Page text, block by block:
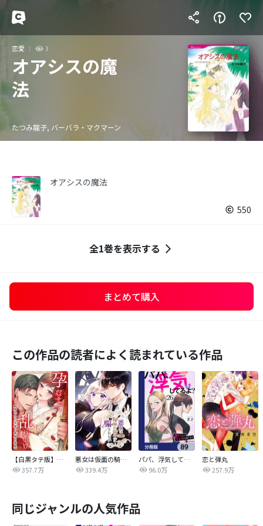
恋愛 3
オアシスの魔
法
たつみ龍子, バーバラ・マクマーン
オアシスの魔法
550
全1巻を表示する
まとめて購入
この作品の読者によく読まれている作品
【白黒タテ版】孕むまで乱れいけ～身代わり花嫁と軍服の猛愛
357.7万
悪女は仮面の騎士に騙されない
339.4万
パパ、浮気してるよ？娘と二人でクズ夫を捨てます【分冊版】
96.0万
恋と弾丸
257.9万
同じジャンルの人気作品